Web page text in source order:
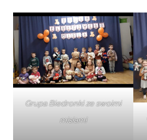
Grupa Biedronki ze swoimi
misiami